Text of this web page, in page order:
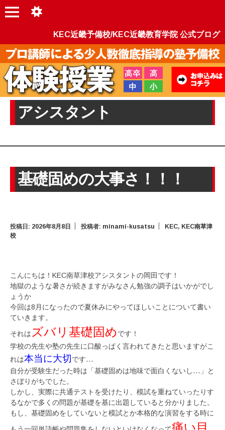
KEC近畿予備校/KEC近畿教育学院 公式ブログ
アシスタント
基礎固めの大事さ！！！
投稿日: 2026年8月8日 投稿者: minami-kusatsu KEC, KEC南草津
校
こんにちは！KEC南草津校アシスタントの岡田です！
地獄のような暑さが続きますがみなさん勉強の調子はいかがでし
ょうか
今回は8月になったので夏休みにやってほしいことについて書い
ていきます。
それは ズバリ基礎固めです！
学校の先生や塾の先生に口酸っぱく言われてきたと思いますがこ
れは本当に大切です…
自分が受験生だった時は「基礎固めは地味で面白くないし…」と
さぼりがちでした。
しかし、実際に共通テストを受けたり、模試を重ねていったりす
るなかで多くの問題が基礎を基に出題していると分かりました。
もし、基礎固めをしていないと模試とか本格的な演習をする時に
痛い目